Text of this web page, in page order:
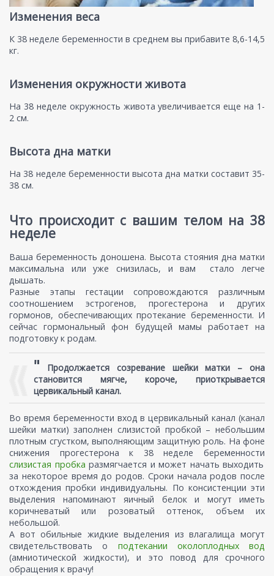
Изменения веса
К 38 неделе беременности в среднем вы прибавите 8,6-14,5
кг.
Изменения окружности живота
На 38 неделе окружность живота увеличивается еще на 1-
2 см.
Высота дна матки
На 38 неделе беременности высота дна матки составит 35-
38 см.
Что происходит с вашим телом на 38
неделе
Ваша беременность доношена. Высота стояния дна матки
максимальна или уже снизилась, и вам стало легче
дышать.
Разные этапы гестации сопровождаются различным
соотношением эстрогенов, прогестерона и других
гормонов, обеспечивающих протекание беременности. И
сейчас гормональный фон будущей мамы работает на
подготовку к родам.
" Продолжается созревание шейки матки – она
становится мягче, короче, приоткрывается
цервикальный канал.
Во время беременности вход в цервикальный канал (канал
шейки матки) заполнен слизистой пробкой – небольшим
плотным сгустком, выполняющим защитную роль. На фоне
снижения прогестерона к 38 неделе беременности
слизистая пробка размягчается и может начать выходить
за некоторое время до родов. Сроки начала родов после
отхождения пробки индивидуальны. По консистенции эти
выделения напоминают яичный белок и могут иметь
коричневатый или розоватый оттенок, объем их
небольшой.
А вот обильные жидкие выделения из влагалища могут
свидетельствовать о подтекании околоплодных вод
(амниотической жидкости), и это повод для срочного
обращения к врачу!